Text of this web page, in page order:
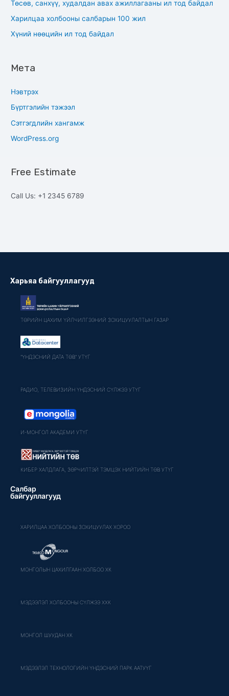
Төсөв, санхүү, худалдан авах ажиллагааны ил тод байдал
Харилцаа холбооны салбарын 100 жил
Хүний нөөцийн ил тод байдал
Мета
Нэвтрэх
Бүртгэлийн тэжээл
Сэтгэгдлийн хангамж
WordPress.org
Free Estimate
Call Us: +1 2345 6789
Харьяа байгууллагууд
ТӨРИЙН ЦАХИМ ҮЙЛЧИЛГЭЭНИЙ ЗОХИЦУУЛАЛТЫН ГАЗАР
"ҮНДЭСНИЙ ДАТА ТӨВ" УТҮГ
РАДИО, ТЕЛЕВИЗИЙН ҮНДЭСНИЙ СҮЛЖЭЭ УТҮГ
И-МОНГОЛ АКАДЕМИ УТҮГ
КИБЕР ХАЛДЛАГА, ЗӨРЧИЛТЭЙ ТЭМЦЭХ НИЙТИЙН ТӨВ УТҮГ
Салбар
байгууллагууд
ХАРИЛЦАА ХОЛБООНЫ ЗОХИЦУУЛАХ ХОРОО
МОНГОЛЫН ЦАХИЛГААН ХОЛБОО ХК
МЭДЭЭЛЭЛ ХОЛБООНЫ СҮЛЖЭЭ ХХК
МОНГОЛ ШУУДАН ХК
МЭДЭЭЛЭЛ ТЕХНОЛОГИЙН ҮНДЭСНИЙ ПАРК ААТУҮГ